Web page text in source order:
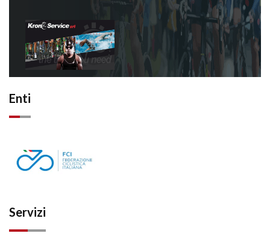
Enti
Servizi